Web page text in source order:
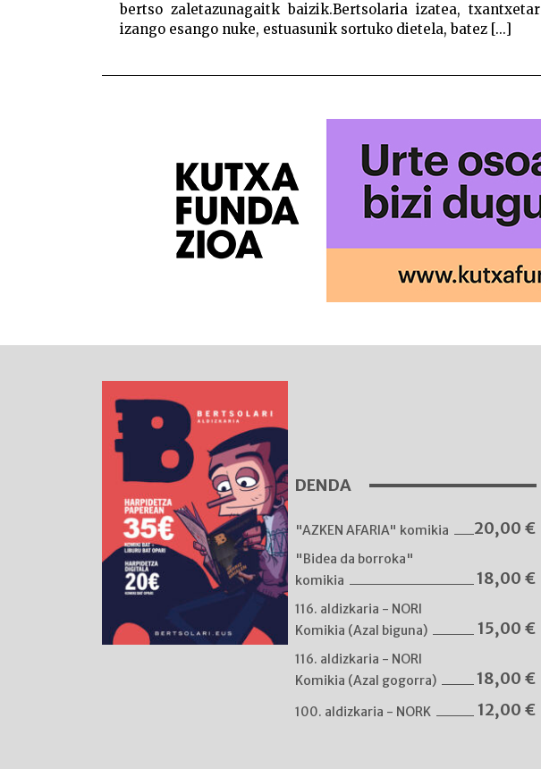
bertso zaletazunagaitk baizik.Bertsolaria izatea,
izango esango nuke, estuasunik sortuko dietela, batez [...]
DENDA
"AZKEN AFARIA" komikia 20,00 €
"Bidea da borroka"
komikia
18,00 €
116. aldizkaria - NORI
Komikia (Azal biguna)
15,00 €
116. aldizkaria - NORI
Komikia (Azal gogorra)
18,00 €
100. aldizkaria - NORK 12,00 €